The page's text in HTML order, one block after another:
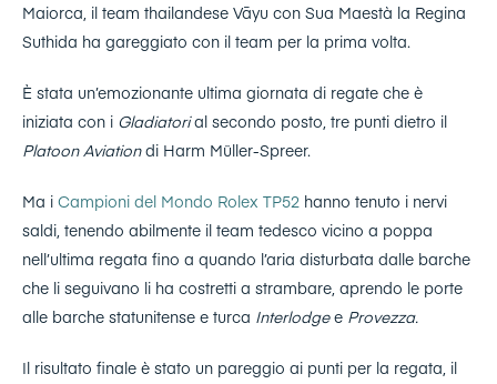
Maiorca, il team thailandese Vāyu con Sua Maestà la Regina
Suthida ha gareggiato con il team per la prima volta.
È stata un’emozionante ultima giornata di regate che è
iniziata con i Gladiatorial secondo posto, tre punti dietro il
Platoon Aviationdi Harm Müller-Spreer.
Ma i Campioni del Mondo Rolex TP52 hanno tenuto i nervi
saldi, tenendo abilmente il team tedesco vicino a poppa
nell’ultima regata fino a quando l’aria disturbata dalle barche
che li seguivano li ha costretti a strambare, aprendo le porte
alle barche statunitense e turca Interlodgee Provezza.
Il risultato finale è stato un pareggio ai punti per la regata, il